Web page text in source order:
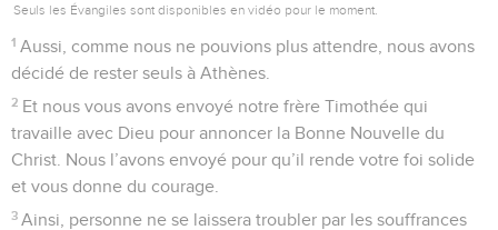
Seuls les Évangiles sont disponibles en vidéo pour le moment.
1 Aussi, comme nous ne pouvions plus attendre, nous avons
décidé de rester seuls à Athènes.
2 Et nous vous avons envoyé notre frère Timothée qui
travaille avec Dieu pour annoncer la Bonne Nouvelle du
Christ. Nous l’avons envoyé pour qu’il rende votre foi solide
et vous donne du courage.
3 Ainsi, personne ne se laissera troubler par les souffrances